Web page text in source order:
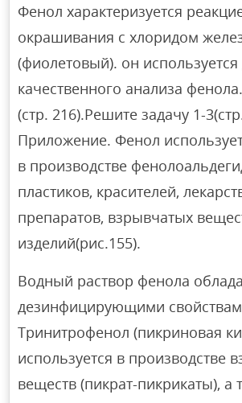
Фенол характеризуется
окрашивания с хлоридом
(фиолетовый). он используется
качественного анализа
(стр. 216).Решите задачу 1-
Приложение. Фенол
в производстве
пластиков, красителей,
препаратов, взрывчатых
изделий(рис.155).
Водный раствор фенола
дезинфицирующими
Тринитрофенол (пикриновая
используется в производстве
веществ (пикрат-пикрикаты), а